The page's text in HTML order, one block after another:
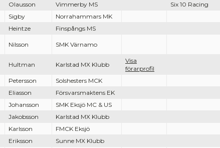
Olausson Vimmerby MS Six 10 Racing
Sigby Norrahammars MK
Heintze Finspångs MS
Nilsson SMK Värnamo
Hultman Karlstad MX Klubb
Visa
förarprofil
Petersson Solshesters MCK
Eliasson Försvarsmaktens EK
Johansson SMK Eksjö MC & US
Jakobsson Karlstad MX Klubb
Karlsson FMCK Eksjö
Eriksson Sunne MX Klubb